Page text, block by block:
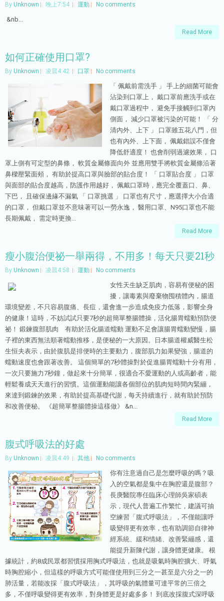
By Unknown 晚上7:54 運動 No comments
&nb...
Read More
如何正確使用口罩?
By Unknown 凌晨4:42 口罩 No comments
「 佩戴前需洗手 」 手上的細菌可能會
沾染到口罩上， 戴口罩前應洗手或在
戴口罩過程中， 避免手接觸到口罩內
側面， 減少口罩被污染的可能！ 「 分
清內外、上下 」 口罩雖五花八門，但
也有內外、上下面， 佩戴錯誤不僅會
降低舒適度！ 也會削弱過濾效果， 口
罩上側有可定型的鼻條， 軟質金屬條面向外 並應用雙手將軟質金屬條沿著
鼻樑壓緊面頰， 有助於提高口罩與臉部的貼合度！ 「 口罩貼合度 」 口罩
與面部的貼合度越高，防護作用越好， 佩戴口罩時，應完全覆蓋口、鼻、
下巴， 且確保邊緣不漏氣 「 口罩挑選 」 口罩也有尺寸，應選擇大小合適
的口罩， 但戴口罩並不意味著可以一勞永逸， 醫用口罩、N95口罩也不能
長期佩戴， 需定時更換...
Read More
瘦小腹治便祕一舉兩得，不用多！每天只要21秒
By Unknown 凌晨4:58 運動 No comments
女性天生缺乏肌肉，容易有便秘的困
擾，讓毒素與廢棄物囤積體內，腸道
環境變差，不只容易腹痛、長痘，還會進一步造成免疫力低落，影響全身
的健康！這時，不妨試試只要7秒的超簡單整腸體操，活化腸胃蠕動預防便
祕！ 鍛鍊腹部肌肉 有助於活化腸道蠕動 運動不足會讓腸胃蠕動變慢，腸
子裡的東西無法順著蠕動推移，是便秘的一大原因。日本腸道權威醫生松
生恒夫表示，由於腹肌是排便時的主要動力，腹部肌力如果變強，腸道的
蠕動速度也會跟著改善。 這個簡單的7秒體操對於促進腸胃蠕動十分有用，
一次只要施力7秒鐘，做起來十分簡單，很適合不愛運動的人或高齡者，能
輕鬆養成天天進行的習慣。這個運動能讓各個部位的肌肉短時間內緊繃，
來達到鍛鍊的效果，有助於提高基礎代謝，每天持續進行，就有助於預防
和改善便秘。 《超簡單整腸體操這樣做》 &n...
Read More
腹式呼吸法的好處
By Unknown 凌晨4:49 其他 No comments
你有注意過自己是怎麼呼吸的嗎？吸
入的空氣都是集中在胸腔還是腹部？
長庚醫院專任臨床心理師吳家碩表
示，現代人普遍工作繁忙，建議可抽
空練習「腹式呼吸法」，不僅能讓呼
吸變得更有效率，也有助調節自律神
經系統、緩和情緒、改善緊繃感，還
能提升新陳代謝，讓身體更健康。 根
據統計，約8成民眾都習慣採用胸式呼吸法，也就是吸氣時胸腔擴大、呼氣
時胸腔縮小，但這樣的呼吸方式可能僅使用到三分之一甚至是六分之一的
肺活量，若能改採「腹式呼吸法」，其呼吸的氣體量可達平常的三倍之
多，不僅呼吸變得更有效率，對身體更是好處多多！ 到底改採腹式深呼吸